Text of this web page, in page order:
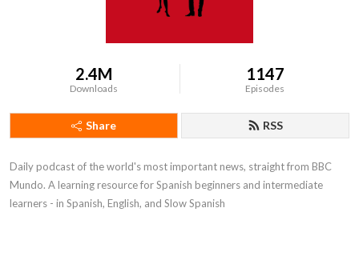
2.4M
Downloads
1147
Episodes
Share RSS
Daily podcast of the world's most important news, straight from BBC
Mundo. A learning resource for Spanish beginners and intermediate
learners - in Spanish, English, and Slow Spanish